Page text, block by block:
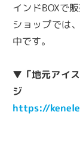
インドBOXで
ショップでは
中です。
▼「地元アイ
ジ
https://